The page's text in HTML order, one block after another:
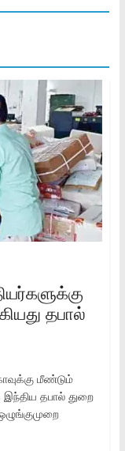
தபால்
மீண்டும்
தபால் துறை